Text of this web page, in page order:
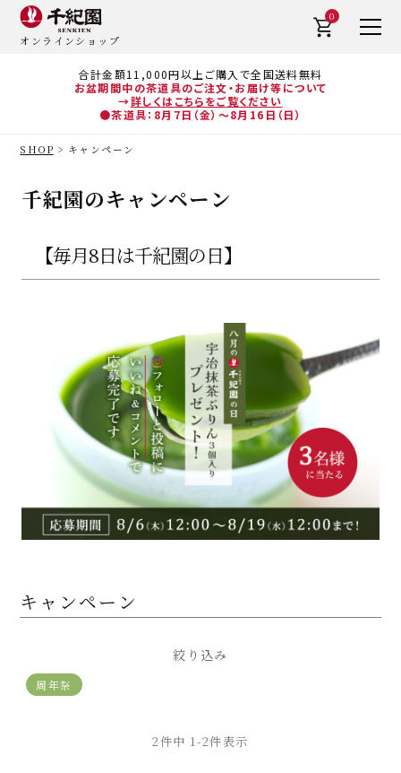
合計金額11,000円以上ご購入で全国送料無料
お盆期間中の茶道具のご注文・お届け等について
→詳しくはこちらをご覧ください
●茶道具：8月7日（金）～8月16日（日）
オンラインショップ
0
SHOP キャンペーン
千紀園のキャンペーン
【毎月8日は千紀園の日】
キャンペーン
絞り込み
周年祭
2件中 1-2件表示